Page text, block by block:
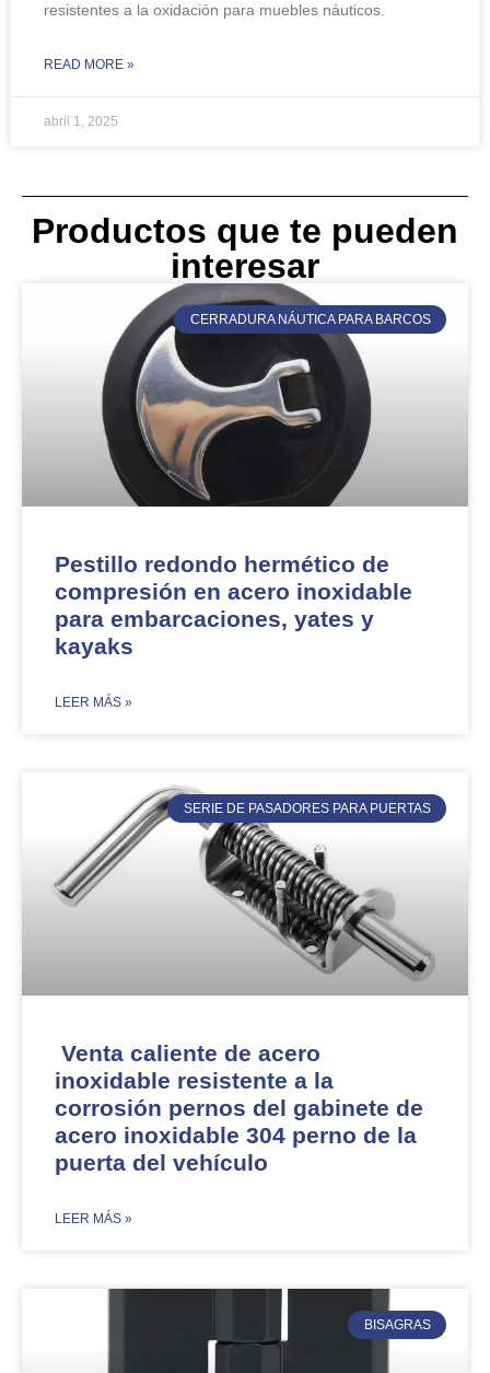
resistentes a la oxidación para muebles náuticos.
READ MORE »
abril 1, 2025
Productos que te pueden
interesar
CERRADURA NÁUTICA PARA BARCOS
Pestillo redondo hermético de
compresión en acero inoxidable
para embarcaciones, yates y
kayaks
​LEER MÁS »
SERIE DE PASADORES PARA PUERTAS
Venta caliente de acero
inoxidable resistente a la
corrosión pernos del gabinete de
acero inoxidable 304 perno de la
puerta del vehículo
​LEER MÁS »
BISAGRAS